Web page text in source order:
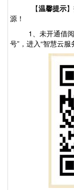
【温馨提示
源！
1 、未开通借
号” ， 进入“智慧云服